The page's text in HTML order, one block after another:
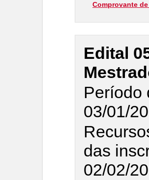
Comprovante
Edital
Período
03/01/
das
02/02/